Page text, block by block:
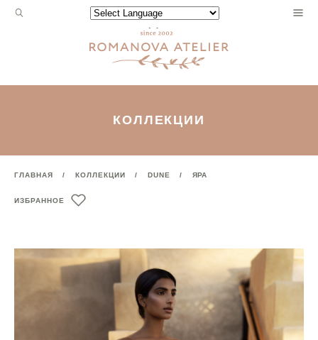
Запрос
Powered by
КОЛЛЕКЦИИ
ГЛАВНАЯ КОЛЛЕКЦИИ DUNE ЯРА
ИЗБРАННОЕ